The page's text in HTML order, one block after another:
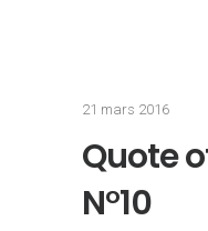
21 mars 2016
Quote
N°10